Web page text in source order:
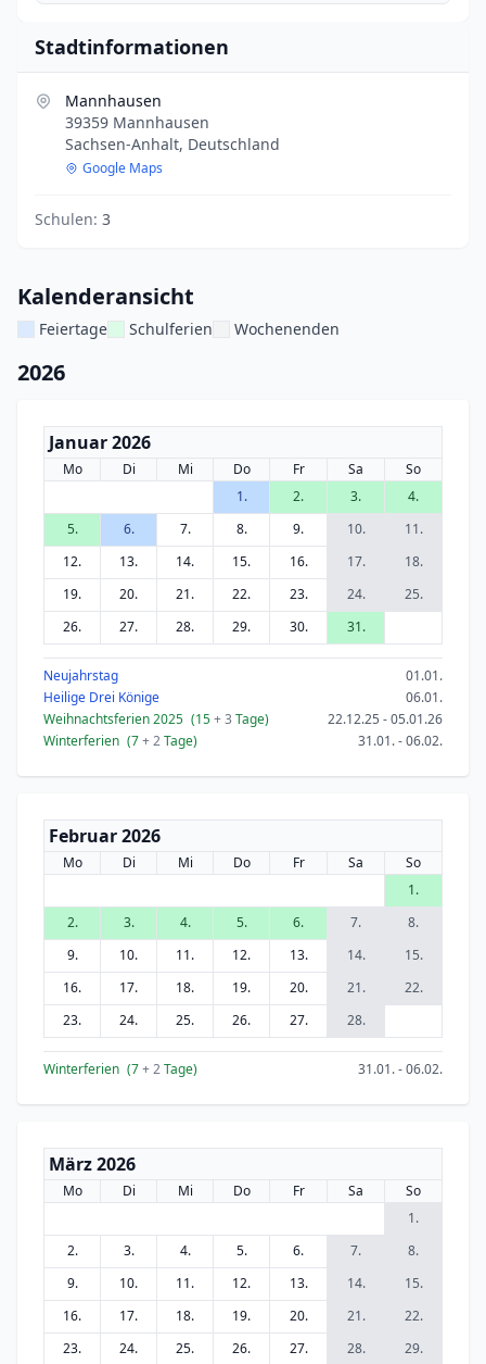
Stadtinformationen
Mannhausen
39359 Mannhausen
Sachsen-Anhalt, Deutschland
Google Maps
Schulen: 3
Kalenderansicht
Feiertage Schulferien Wochenenden
2026
Januar 2026
Mo Di Mi Do Fr Sa
So
1.
2. 3.
4.
5.
6. 7. 8. 9. 10.
11.
12.
13. 14. 15. 16. 17.
18.
19.
20. 21. 22. 23. 24.
25.
26.
27. 28. 29. 30. 31.
Neujahrstag
01.01.
Heilige Drei Könige
06.01.
Weihnachtsferien 2025 (15+ 3 Tage)
22.12.25 - 05.01.26
Winterferien (7+ 2Tage) 31.01. - 06.02.
Februar 2026
Mo Di Mi Do Fr Sa
So
1.
2.
3. 4. 5. 6. 7.
8.
9.
10. 11. 12. 13. 14.
15.
16.
17. 18. 19. 20. 21.
22.
23.
24. 25. 26. 27. 28.
Winterferien (7+ 2Tage) 31.01. - 06.02.
März 2026
Mo Di Mi Do Fr Sa
So
1.
2.
3. 4. 5. 6. 7.
8.
9.
10. 11. 12. 13. 14.
15.
16.
17. 18. 19. 20. 21.
22.
23.
24. 25. 26. 27. 28. 29.